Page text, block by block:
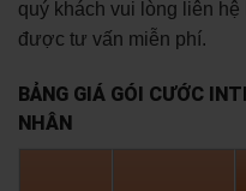
quý khách vui lòng liên
được tư vấn miễn phí.
BẢNG GIÁ GÓI CƯỚC
NHÂN